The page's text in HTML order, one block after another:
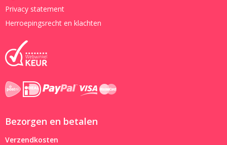
Privacy statement
Herroepingsrecht en klachten
Bezorgen en betalen
Verzendkosten